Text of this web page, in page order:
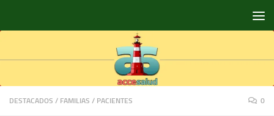
DESTACADOS / FAMILIAS / PACIENTES 0